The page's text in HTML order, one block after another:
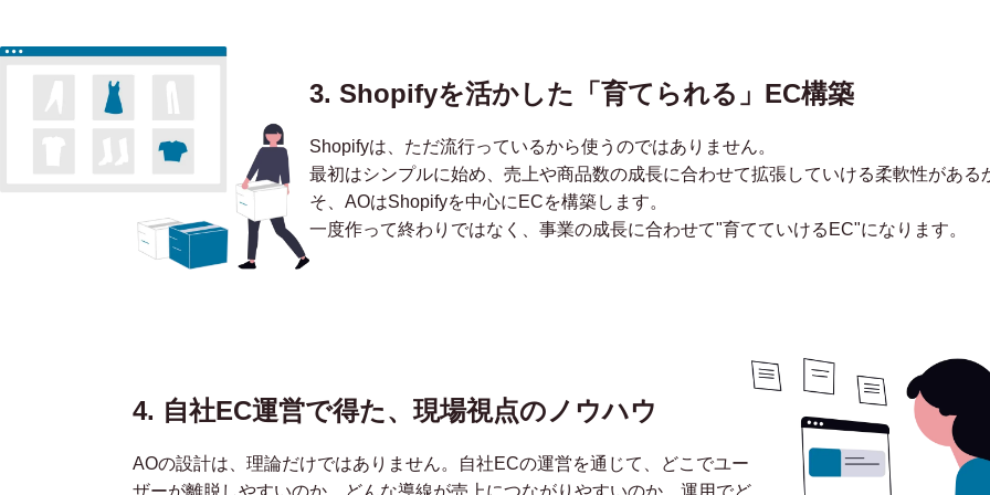
3. Shopifyを活かした「育てられる」EC構築
Shopifyは、ただ流行っているから使うのではありません。
最初はシンプルに始め、売上や商品数の成長に合わせて拡張していける柔軟性がある
そ、AOはShopifyを中心にECを構築します。
一度作って終わりではなく、事業の成長に合わせて"育てていけるEC"になります。
4. 自社EC運営で得た、現場視点のノウハウ
AOの設計は、理論だけではありません。自社ECの運営を通じて、どこでユー
ザーが離脱しやすいのか、どんな導線が売上につながりやすいのか、運用でど